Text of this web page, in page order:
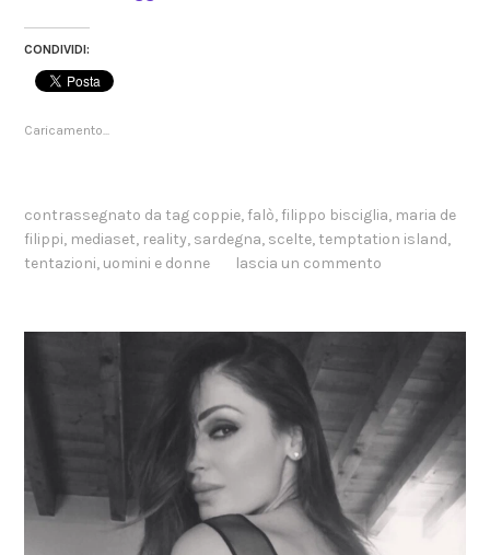
CONDIVIDI:
Caricamento...
contrassegnato da tag coppie, falò, filippo bisciglia, maria de
filippi, mediaset, reality, sardegna, scelte, temptation island,
tentazioni, uomini e donne lascia un commento